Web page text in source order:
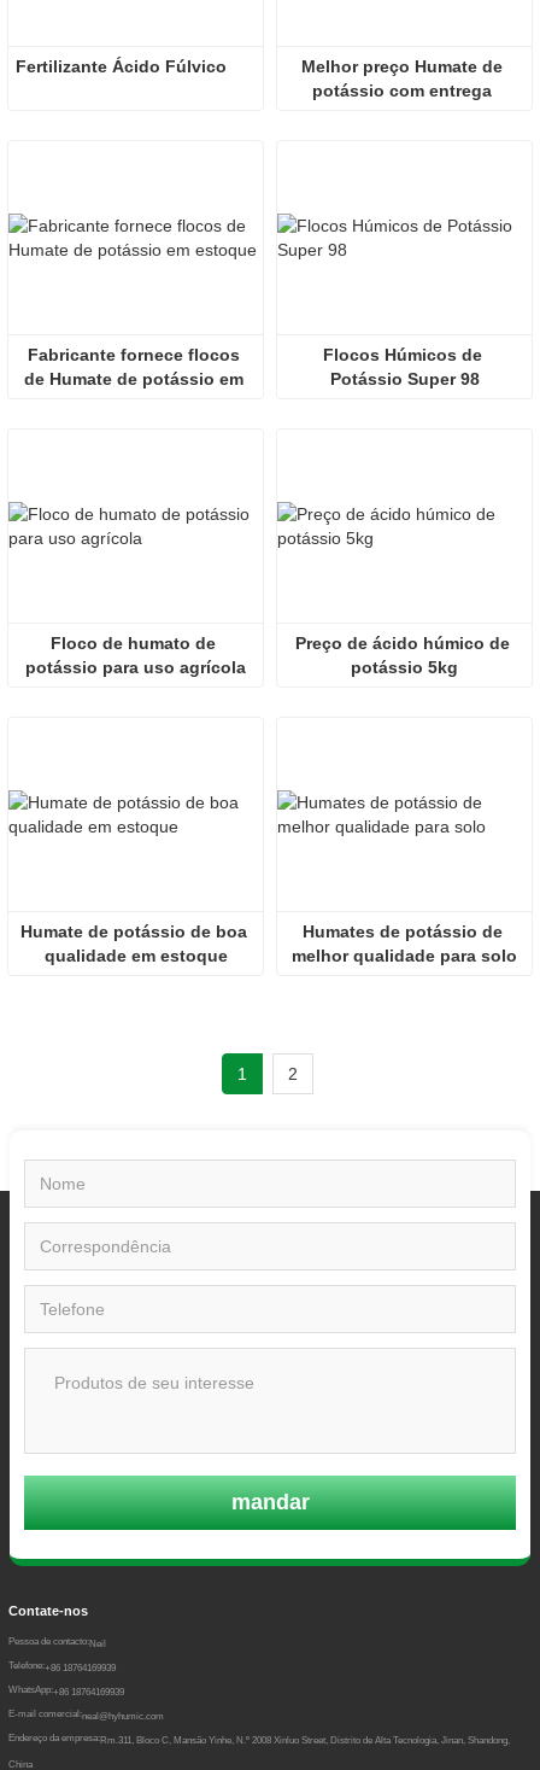
Fertilizante Ácido Fúlvico
Melhor preço Humate de
potássio com entrega
Fabricante fornece flocos
de Humate de potássio em
Flocos Húmicos de
Potássio Super 98
Floco de humato de
potássio para uso agrícola
Preço de ácido húmico de
potássio 5kg
Humate de potássio de boa
qualidade em estoque
Humates de potássio de
melhor qualidade para solo
1 2
mandar
Contate-nos
Pessoa de contacto:Neil
Telefone:+86 18764169939
WhatsApp:+86 18764169939
E-mail comercial:neal@hyhumic.com
Endereço da empresa:Rm.311, Bloco C, Mansão Yinhe, N.º 2008 Xinluo Street, Distrito de Alta Tecnologia, Jinan, Shandong,
China